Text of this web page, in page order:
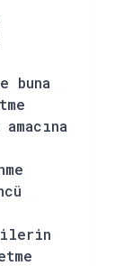
buna